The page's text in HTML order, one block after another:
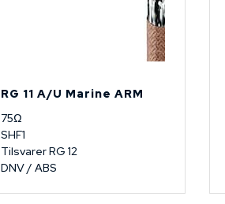
RG 11 A/U Marine ARM
75Ω
SHF1
Tilsvarer RG 12
DNV / ABS